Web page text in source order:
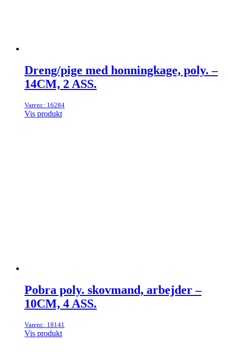
Dreng/pige med honningkage, poly. –
14CM, 2 ASS.
Varenr.: 16284
Vis produkt
Pobra poly. skovmand, arbejder –
10CM, 4 ASS.
Varenr.: 18141
Vis produkt